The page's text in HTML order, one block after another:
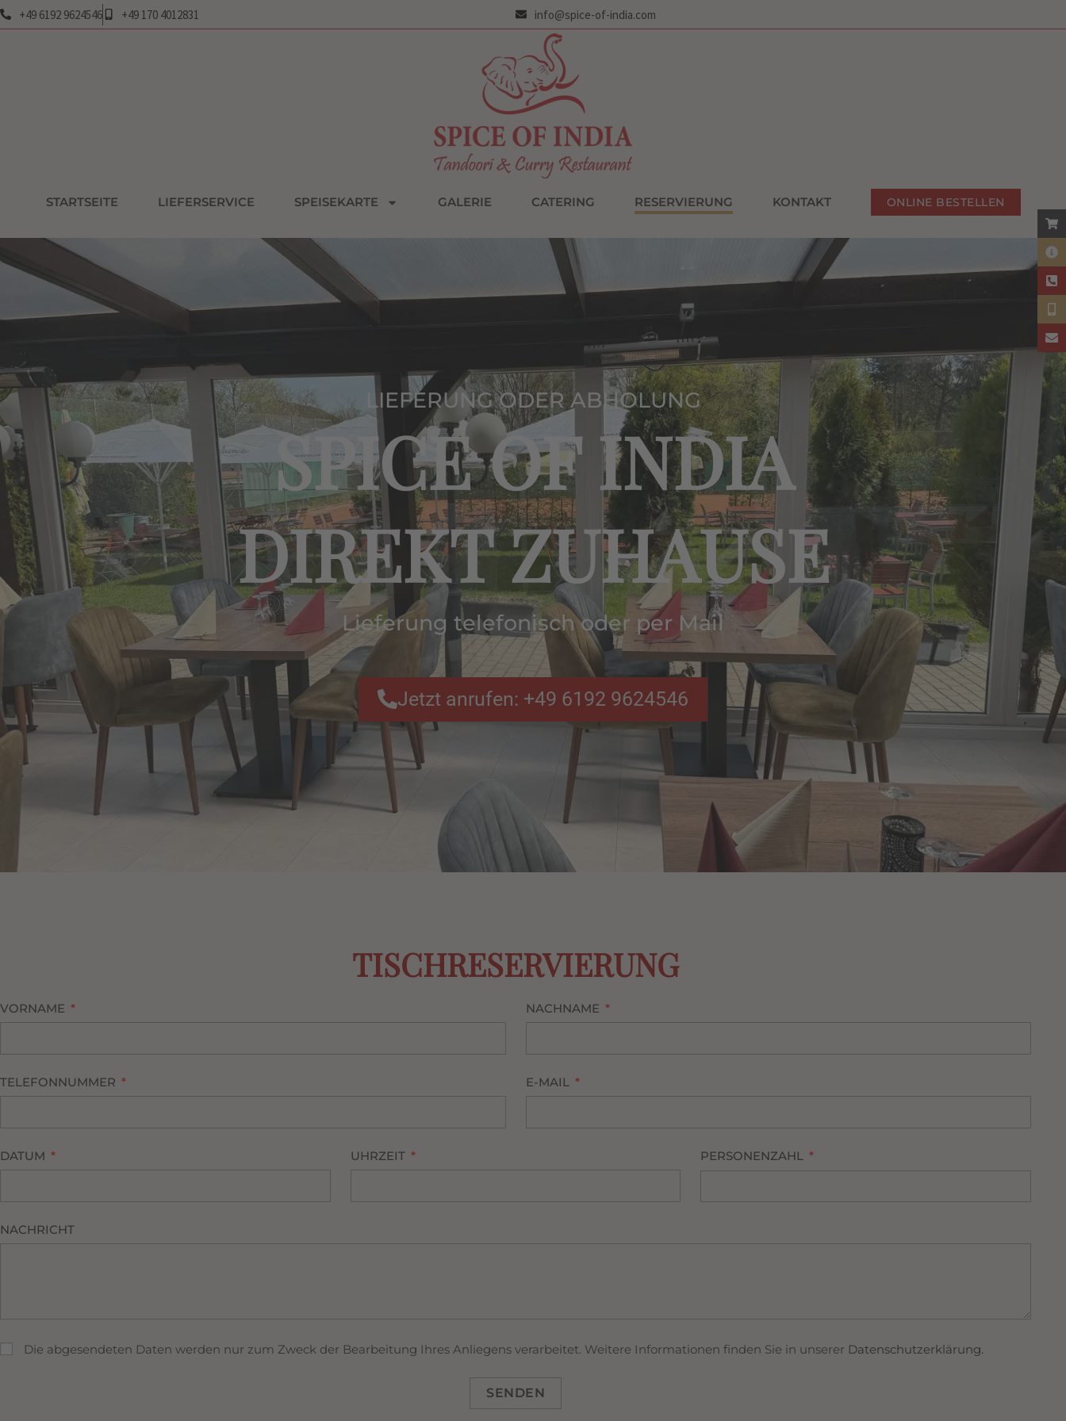
+49 6192 9624546 +49 170 4012831 info@spice-of-india.com
STARTSEITE LIEFERSERVICE SPEISEKARTE GALERIE CATERING RESERVIERUNG KONTAKT ONLINE BESTELLEN
LIEFERUNG ODER ABHOLUNG
SPICE OF INDIA
DIREKT ZUHAUSE
Lieferung telefonisch oder per Mail
Jetzt anrufen: +49 6192 9624546
TISCHRESERVIERUNG
VORNAME NACHNAME
TELEFONNUMMER E-MAIL
DATUM UHRZEIT PERSONENZAHL
NACHRICHT
Die abgesendeten Daten werden nur zum Zweck der Bearbeitung Ihres Anliegens verarbeitet. Weitere Informationen finden Sie in unserer Datenschutzerklärung.
SENDEN